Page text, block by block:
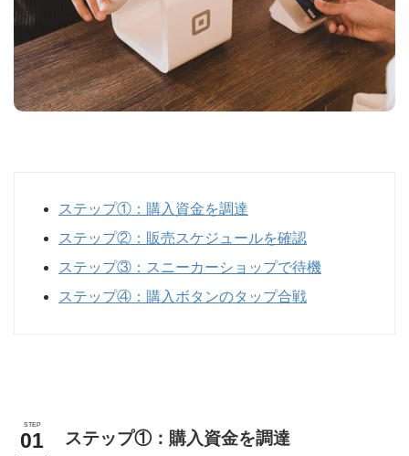
ステップ①：購入資金を調達
ステップ②：販売スケジュールを確認
ステップ③：スニーカーショップで待機
ステップ④：購入ボタンのタップ合戦
ステップ①：購入資金を調達